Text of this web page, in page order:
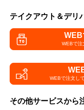
テイクアウト＆デリ
WEB
WEBで注
WEBで注文して
その他サービスから